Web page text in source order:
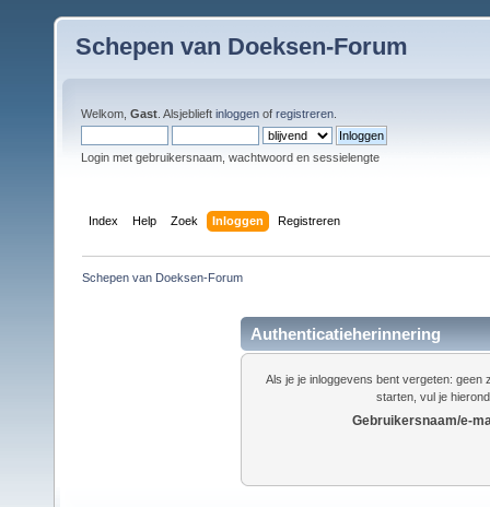
Schepen van Doeksen-Forum
Welkom, Gast . Alsjeblieft inloggen of registreren
Login met gebruikersnaam, wachtwoord en sessielengte
Index Help Zoek Inloggen Registreren
Schepen van Doeksen-Forum
Authenticatieherinnering
Als je je inloggevens bent vergeten:
starten, vul je
Gebruikersnaam/e-